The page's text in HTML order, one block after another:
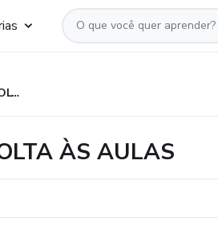
LEMBRANCINHA VOLTA ÀS AULAS
ÀS AULAS